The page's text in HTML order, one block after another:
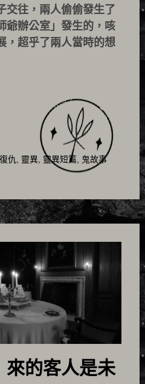
交往，兩人偷偷發生了
爺辦公室」發生的，咳
，超乎了兩人當時的想
復仇 靈異, 靈異短篇,
鬼故事
來的客人是未